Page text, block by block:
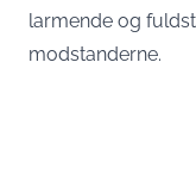
larmende og
modstanderne.